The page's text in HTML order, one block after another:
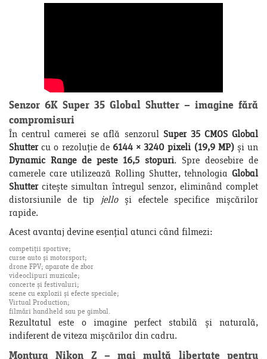
Senzor 6K Super 35 Global Shutter – imagine fără
compromisuri
În centrul camerei se află senzorul Super 35 CMOS Global
Shuttercu o rezoluție de 6144 × 3240 pixeli (19,9 MP)și un
Dynamic Range de peste 16,5 stopuri. Spre deosebire de
camerele care utilizează Rolling Shutter, tehnologia Global
Shuttercitește simultan întregul senzor, eliminând complet
distorsiunile de tipjelloși efectele specifice mișcărilor
rapide.
Acest avantaj devine esențial atunci când filmezi:
competiții sportive;
curse auto și motorsport;
drone FPV; aparate de zbor
videoclipuri muzicale;
concerte și festivaluri;
scene cu explozii și efecte speciale;
Virtual Production;
filmări handheld sau pe gimbal.
Rezultatul este o imagine perfect stabilă și naturală,
indiferent de viteza mișcărilor din cadru.